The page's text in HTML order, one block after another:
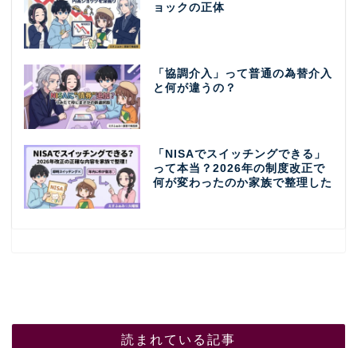
ョックの正体
「協調介入」って普通の為替介入
と何が違うの？
「NISAでスイッチングできる」
って本当？2026年の制度改正で
何が変わったのか家族で整理した
読まれている記事